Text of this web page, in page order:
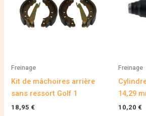
Freinage
Kit de mâchoires arrière
sans ressort Golf 1
18,95 €
Freinage
14,29
10,20 €